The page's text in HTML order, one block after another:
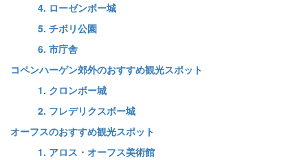
4. ローゼンボー城
5. チボリ公園
6. 市庁舎
コペンハーゲン郊外のおすすめ観光スポット
1. クロンボー城
2. フレデリクスボー城
オーフスのおすすめ観光スポット
1. アロス・オーフス美術館